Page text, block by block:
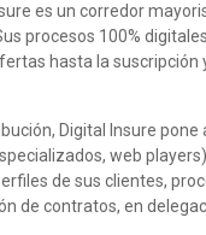
es un corredor
procesos 100%
hasta la
Digital Insure
web
de sus clientes,
de contratos, en